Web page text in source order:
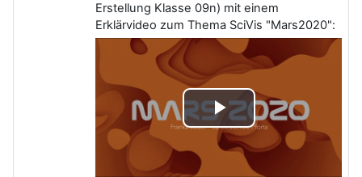
Erstellung Klasse 09n) mit einem
Erklärvideo zum Thema SciVis "Mars2020":
Video
abspielen